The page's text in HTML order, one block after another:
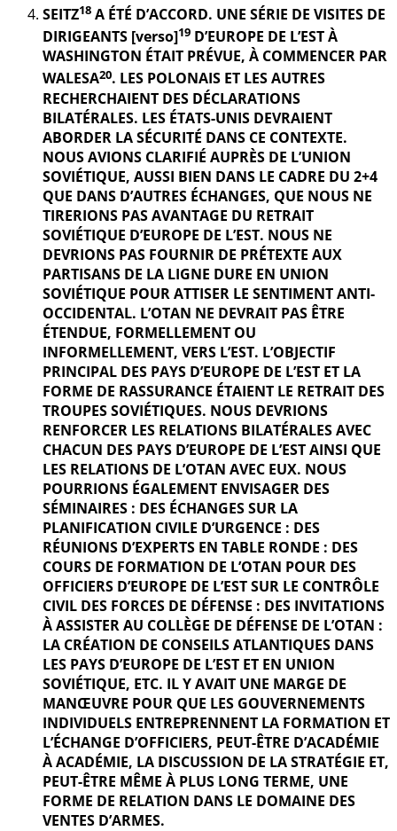
SEITZ18 A ÉTÉ D’ACCORD. UNE SÉRIE DE VISITES DE
DIRIGEANTS [verso]19 D’EUROPE DE L’EST À
WASHINGTON ÉTAIT PRÉVUE, À COMMENCER PAR
WALESA20. LES POLONAIS ET LES AUTRES
RECHERCHAIENT DES DÉCLARATIONS
BILATÉRALES. LES ÉTATS-UNIS DEVRAIENT
ABORDER LA SÉCURITÉ DANS CE CONTEXTE.
NOUS AVIONS CLARIFIÉ AUPRÈS DE L’UNION
SOVIÉTIQUE, AUSSI BIEN DANS LE CADRE DU 2+4
QUE DANS D’AUTRES ÉCHANGES, QUE NOUS NE
TIRERIONS PAS AVANTAGE DU RETRAIT
SOVIÉTIQUE D’EUROPE DE L’EST. NOUS NE
DEVRIONS PAS FOURNIR DE PRÉTEXTE AUX
PARTISANS DE LA LIGNE DURE EN UNION
SOVIÉTIQUE POUR ATTISER LE SENTIMENT ANTI-
OCCIDENTAL. L’OTAN NE DEVRAIT PAS ÊTRE
ÉTENDUE, FORMELLEMENT OU
INFORMELLEMENT, VERS L’EST. L’OBJECTIF
PRINCIPAL DES PAYS D’EUROPE DE L’EST ET LA
FORME DE RASSURANCE ÉTAIENT LE RETRAIT DES
TROUPES SOVIÉTIQUES. NOUS DEVRIONS
RENFORCER LES RELATIONS BILATÉRALES AVEC
CHACUN DES PAYS D’EUROPE DE L’EST AINSI QUE
LES RELATIONS DE L’OTAN AVEC EUX. NOUS
POURRIONS ÉGALEMENT ENVISAGER DES
SÉMINAIRES : DES ÉCHANGES SUR LA
PLANIFICATION CIVILE D’URGENCE : DES
RÉUNIONS D’EXPERTS EN TABLE RONDE : DES
COURS DE FORMATION DE L’OTAN POUR DES
OFFICIERS D’EUROPE DE L’EST SUR LE CONTRÔLE
CIVIL DES FORCES DE DÉFENSE : DES INVITATIONS
À ASSISTER AU COLLÈGE DE DÉFENSE DE L’OTAN :
LA CRÉATION DE CONSEILS ATLANTIQUES DANS
LES PAYS D’EUROPE DE L’EST ET EN UNION
SOVIÉTIQUE, ETC. IL Y AVAIT UNE MARGE DE
MANŒUVRE POUR QUE LES GOUVERNEMENTS
INDIVIDUELS ENTREPRENNENT LA FORMATION ET
L’ÉCHANGE D’OFFICIERS, PEUT-ÊTRE D’ACADÉMIE
À ACADÉMIE, LA DISCUSSION DE LA STRATÉGIE ET,
PEUT-ÊTRE MÊME À PLUS LONG TERME, UNE
FORME DE RELATION DANS LE DOMAINE DES
VENTES D’ARMES.